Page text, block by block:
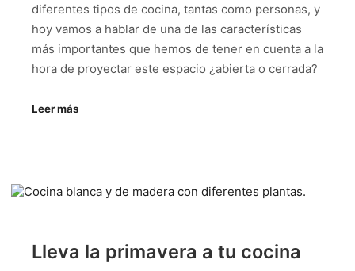
diferentes tipos de cocina, tantas como personas, y
hoy vamos a hablar de una de las características
más importantes que hemos de tener en cuenta a la
hora de proyectar este espacio ¿abierta o cerrada?
Leer más
Lleva la primavera a tu cocina